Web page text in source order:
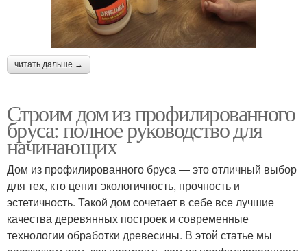
читать дальше →
Строим дом из профилированного
бруса: полное руководство для
начинающих
Дом из профилированного бруса — это отличный выбор
для тех, кто ценит экологичность, прочность и
эстетичность. Такой дом сочетает в себе все лучшие
качества деревянных построек и современные
технологии обработки древесины. В этой статье мы